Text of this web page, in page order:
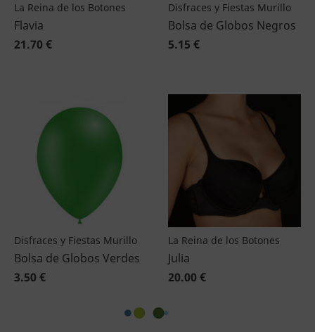
La Reina de los Botones
Flavia
21.70 €
Disfraces y Fiestas Murillo
Bolsa de Globos Negros
5.15 €
Disfraces y Fiestas Murillo
Bolsa de Globos Verdes
3.50 €
La Reina de los Botones
Julia
20.00 €